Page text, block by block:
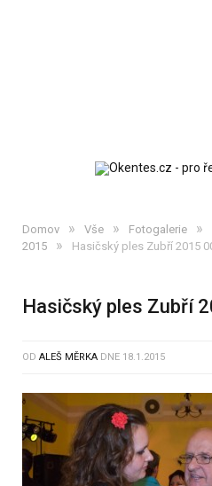
Domov » Vše » Fotogalerie »
2015
» Hasičský ples Zubří 2015
Hasičský ples Zubří
OD ALEŠ MĚRKA DNE 18.1.2015